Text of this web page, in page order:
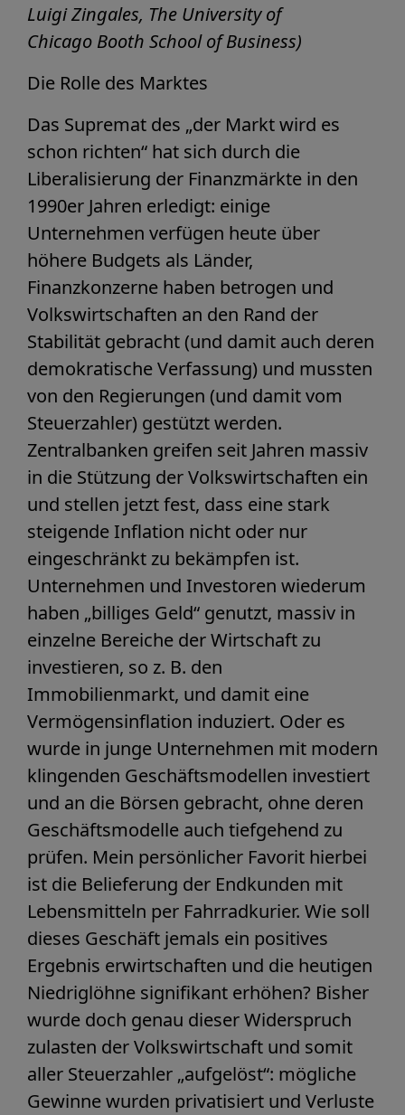
Luigi Zingales, The University of
Chicago Booth School of Business)
Die Rolle des Marktes
Das Supremat des „der Markt wird es
schon richten“ hat sich durch die
Liberalisierung der Finanzmärkte in den
1990er Jahren erledigt: einige
Unternehmen verfügen heute über
höhere Budgets als Länder,
Finanzkonzerne haben betrogen und
Volkswirtschaften an den Rand der
Stabilität gebracht (und damit auch deren
demokratische Verfassung) und mussten
von den Regierungen (und damit vom
Steuerzahler) gestützt werden.
Zentralbanken greifen seit Jahren massiv
in die Stützung der Volkswirtschaften ein
und stellen jetzt fest, dass eine stark
steigende Inflation nicht oder nur
eingeschränkt zu bekämpfen ist.
Unternehmen und Investoren wiederum
haben „billiges Geld“ genutzt, massiv in
einzelne Bereiche der Wirtschaft zu
investieren, so z. B. den
Immobilienmarkt, und damit eine
Vermögensinflation induziert. Oder es
wurde in junge Unternehmen mit modern
klingenden Geschäftsmodellen investiert
und an die Börsen gebracht, ohne deren
Geschäftsmodelle auch tiefgehend zu
prüfen. Mein persönlicher Favorit hierbei
ist die Belieferung der Endkunden mit
Lebensmitteln per Fahrradkurier. Wie soll
dieses Geschäft jemals ein positives
Ergebnis erwirtschaften und die heutigen
Niedriglöhne signifikant erhöhen? Bisher
wurde doch genau dieser Widerspruch
zulasten der Volkswirtschaft und somit
aller Steuerzahler „aufgelöst“: mögliche
Gewinne wurden privatisiert und Verluste